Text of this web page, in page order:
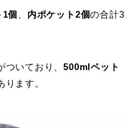
1個 内ポケット2個の合計3
ついており、500mlペット
ます。